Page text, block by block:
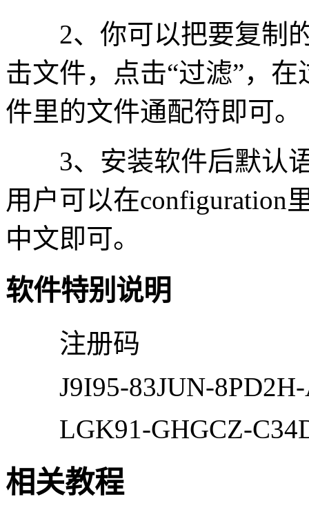
2、你可以把要复制的
击文件，点击“过滤”，
件里的文件通配符即可。
3、安装软件后默认语
用户可以在configuration
中文即可。
软件特别说明
注册码
J9I95-83JUN-8PD2H-
LGK91-GHGCZ-
相关教程